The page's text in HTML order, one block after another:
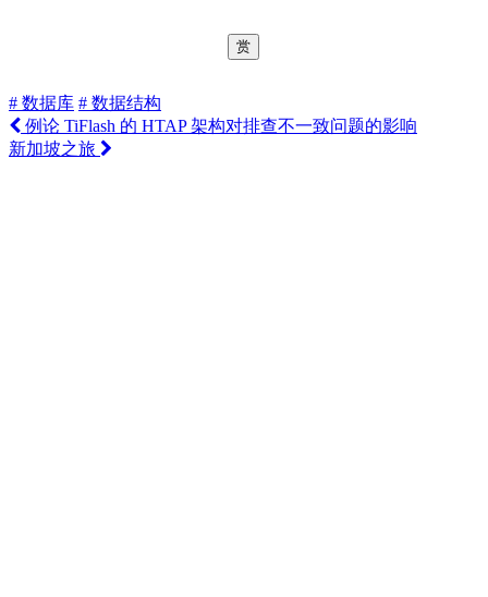
赏
# 数据库 # 数据结构
例论 TiFlash 的 HTAP 架构对排查不一致问题的影响
新加坡之旅